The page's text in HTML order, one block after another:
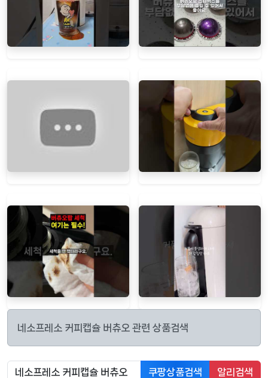
네소프레소 커피캡슐 버츄오 관련 상품검색
쿠팡상품검색 알리검색